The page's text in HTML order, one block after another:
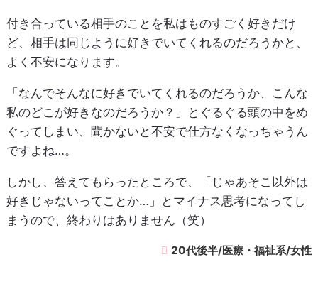
付き合っている相手のことを私はものすごく好きだけ
ど、相手は同じように好きでいてくれるのだろうかと、
よく不安になります。
「なんでそんなに好きでいてくれるのだろうか、こんな
私のどこが好きなのだろうか？」とぐるぐる頭の中をめ
ぐってしまい、聞かないと不安で仕方なくなっちゃうん
ですよね…。
しかし、答えてもらったところで、「じゃあそこ以外は
好きじゃないってことか…」とマイナス思考になってし
まうので、終わりはありません（笑）
20代後半/医療・福祉系/女性